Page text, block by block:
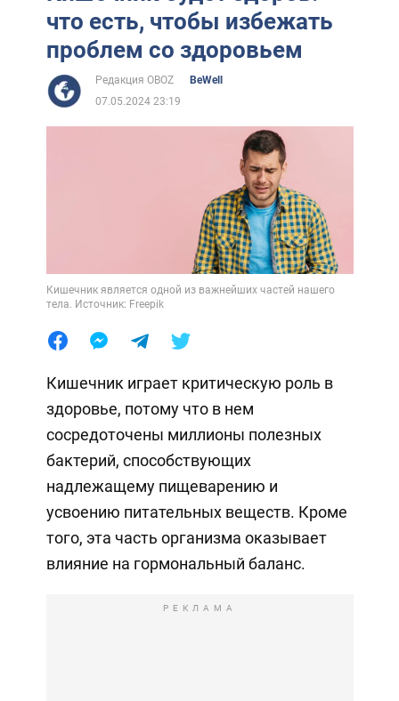
что есть, чтобы избежать
проблем со здоровьем
Редакция OBOZ
BeWell
07.05.2024 23:19
Кишечник является одной из важнейших частей нашего
тела. Источник: Freepik
Кишечник играет критическую роль в
здоровье, потому что в нем
сосредоточены миллионы полезных
бактерий, способствующих
надлежащему пищеварению и
усвоению питательных веществ. Кроме
того, эта часть организма оказывает
влияние на гормональный баланс.
РЕКЛАМА